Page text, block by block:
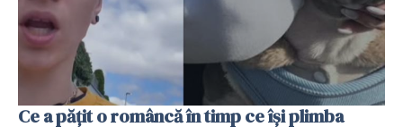
Ce a pățit o româncă în timp ce își plimba